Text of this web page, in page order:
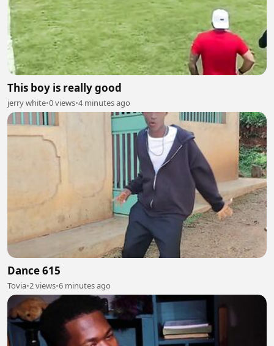
This boy is really good
jerry white•0 views•4 minutes ago
Dance 615
Tovia•2 views•6 minutes ago